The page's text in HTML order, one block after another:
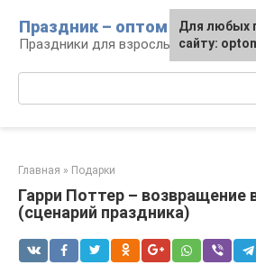
контенту
Праздник – оптом
Праздники для взрослых и детей
Главная » Подарки
Гарри Поттер – возвращение
(сценарий праздника)
Для любых
сайту: